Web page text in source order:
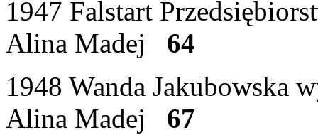
1947 Falstart
Alina Madej 64
1948 Wanda Jakubowska
Alina Madej 67